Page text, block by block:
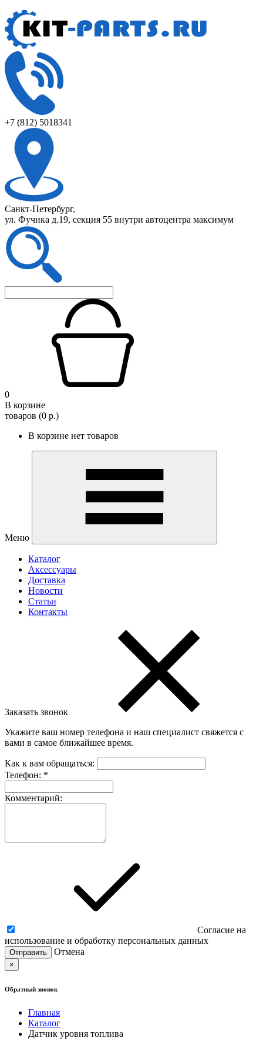
+7 (812) 5018341
Санкт-Петербург,
ул. Фучика д.19, секция 55 внутри автоцентра максимум
0
В корзине
товаров (0 р.)
В корзине нет товаров
Меню
Каталог
Аксессуары
Доставка
Новости
Статьи
Контакты
Заказать звонок
Укажите ваш номер телефона и наш специалист свяжется с
вами в самое ближайшее время.
Как к вам обращаться:
Телефон: *
Комментарий:
Согласие на
использование и обработку персональных данных
Отмена
×
Обратный звонок
Главная
Каталог
Датчик уровня топлива